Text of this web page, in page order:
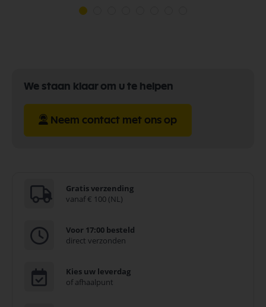
We staan klaar om u te helpen
Neem contact met ons op
Gratis verzending
vanaf € 100 (NL)
Voor 17:00 besteld
direct verzonden
Kies uw leverdag
of afhaalpunt